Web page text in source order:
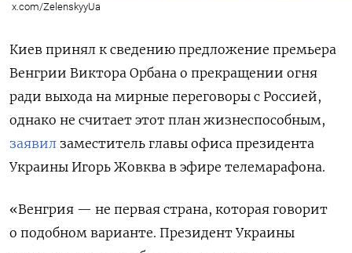
x.com/ZelenskyyUa
Киев принял к сведению предложение премьера
Венгрии Виктора Орбана о прекращении огня
ради выхода на мирные переговоры с Россией,
однако не считает этот план жизнеспособным,
заявил заместитель главы офиса президента
Украины Игорь Жовква в эфире телемарафона.
«Венгрия — не первая страна, которая говорит
о подобном варианте. Президент Украины